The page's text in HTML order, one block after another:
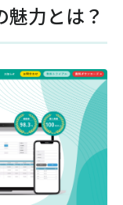
魅力とは？